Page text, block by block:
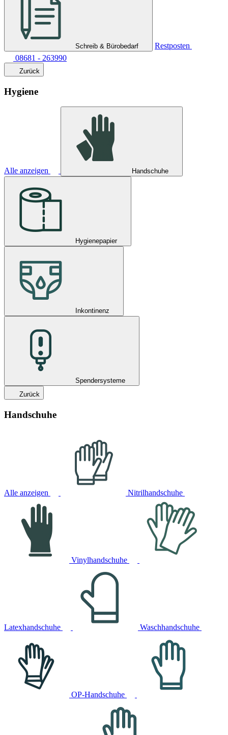
Schreib & Bürobedarf
Restposten
08681 - 263990
Zurück
Hygiene
Alle anzeigen Handschuhe
Hygienepapier
Inkontinenz
Spendersysteme
Zurück
Handschuhe
Alle anzeigen Nitrilhandschuhe
Vinylhandschuhe
Latexhandschuhe Waschhandschuhe
OP-Handschuhe